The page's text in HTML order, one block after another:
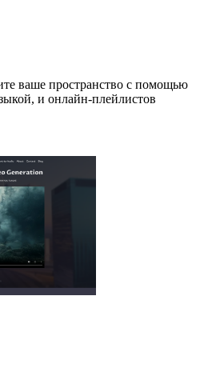
ваше пространство с помощью
и онлайн-плейлистов